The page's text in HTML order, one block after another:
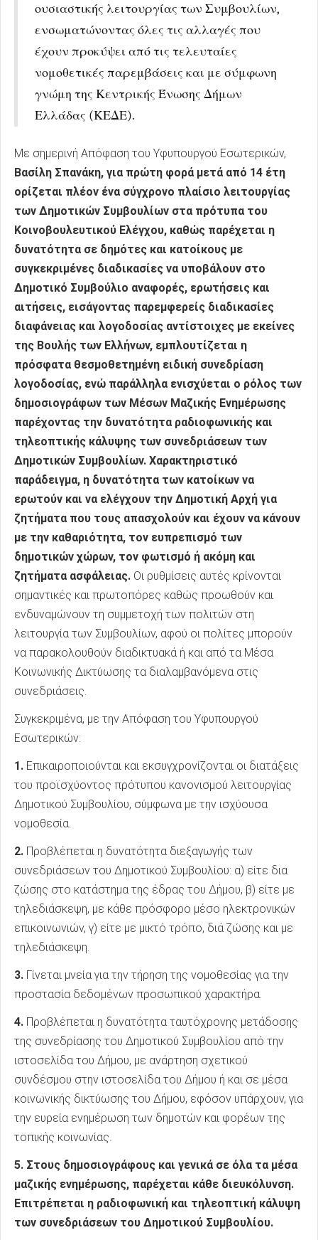
ουσιαστικής λειτουργίας των Συμβουλίων,
ενσωματώνοντας όλες τις αλλαγές που
έχουν προκύψει από τις τελευταίες
νομοθετικές παρεμβάσεις και με σύμφωνη
γνώμη της Κεντρικής Ένωσης Δήμων
Ελλάδας (ΚΕΔΕ).
Με σημερινή Απόφαση του Υφυπουργού Εσωτερικών,
Βασίλη Σπανάκη, για πρώτη φορά μετά από 14 έτη
ορίζεται πλέον ένα σύγχρονο πλαίσιο λειτουργίας
των Δημοτικών Συμβουλίων στα πρότυπα του
Κοινοβουλευτικού Ελέγχου, καθώς παρέχεται η
δυνατότητα σε δημότες και κατοίκους με
συγκεκριμένες διαδικασίες να υποβάλουν στο
Δημοτικό Συμβούλιο αναφορές, ερωτήσεις και
αιτήσεις, εισάγοντας παρεμφερείς διαδικασίες
διαφάνειας και λογοδοσίας αντίστοιχες με εκείνες
της Βουλής των Ελλήνων, εμπλουτίζεται η
πρόσφατα θεσμοθετημένη ειδική συνεδρίαση
λογοδοσίας, ενώ παράλληλα ενισχύεται ο ρόλος των
δημοσιογράφων των Μέσων Μαζικής Ενημέρωσης
παρέχοντας την δυνατότητα ραδιοφωνικής και
τηλεοπτικής κάλυψης των συνεδριάσεων των
Δημοτικών Συμβουλίων. Χαρακτηριστικό
παράδειγμα, η δυνατότητα των κατοίκων να
ερωτούν και να ελέγχουν την Δημοτική Αρχή για
ζητήματα που τους απασχολούν και έχουν να κάνουν
με την καθαριότητα, τον ευπρεπισμό των
δημοτικών χώρων, τον φωτισμό ή ακόμη και
ζητήματα ασφάλειας. Οι ρυθμίσεις αυτές κρίνονται
σημαντικές και πρωτοπόρες καθώς προωθούν και
ενδυναμώνουν τη συμμετοχή των πολιτών στη
λειτουργία των Συμβουλίων, αφού οι πολίτες μπορούν
να παρακολουθούν διαδικτυακά ή και από τα Μέσα
Κοινωνικής Δικτύωσης τα διαλαμβανόμενα στις
συνεδριάσεις.
Συγκεκριμένα, με την Απόφαση του Υφυπουργού
Εσωτερικών:
1. Επικαιροποιούνται και εκσυγχρονίζονται οι διατάξεις
του προϊσχύοντος πρότυπου κανονισμού λειτουργίας
Δημοτικού Συμβουλίου, σύμφωνα με την ισχύουσα
νομοθεσία.
2. Προβλέπεται η δυνατότητα διεξαγωγής των
συνεδριάσεων του Δημοτικού Συμβουλίου: α) είτε δια
ζώσης στο κατάστημα της έδρας του Δήμου, β) είτε με
τηλεδιάσκεψη, με κάθε πρόσφορο μέσο ηλεκτρονικών
επικοινωνιών, γ) είτε με μικτό τρόπο, διά ζώσης και με
τηλεδιάσκεψη.
3. Γίνεται μνεία για την τήρηση της νομοθεσίας για την
προστασία δεδομένων προσωπικού χαρακτήρα.
4. Προβλέπεται η δυνατότητα ταυτόχρονης μετάδοσης
της συνεδρίασης του Δημοτικού Συμβουλίου από την
ιστοσελίδα του Δήμου, με ανάρτηση σχετικού
συνδέσμου στην ιστοσελίδα του Δήμου ή και σε μέσα
κοινωνικής δικτύωσης του Δήμου, εφόσον υπάρχουν, για
την ευρεία ενημέρωση των δημοτών και φορέων της
τοπικής κοινωνίας.
5. Στους δημοσιογράφους και γενικά σε όλα τα μέσα
μαζικής ενημέρωσης, παρέχεται κάθε διευκόλυνση.
Επιτρέπεται η ραδιοφωνική και τηλεοπτική κάλυψη
των συνεδριάσεων του Δημοτικού Συμβουλίου.